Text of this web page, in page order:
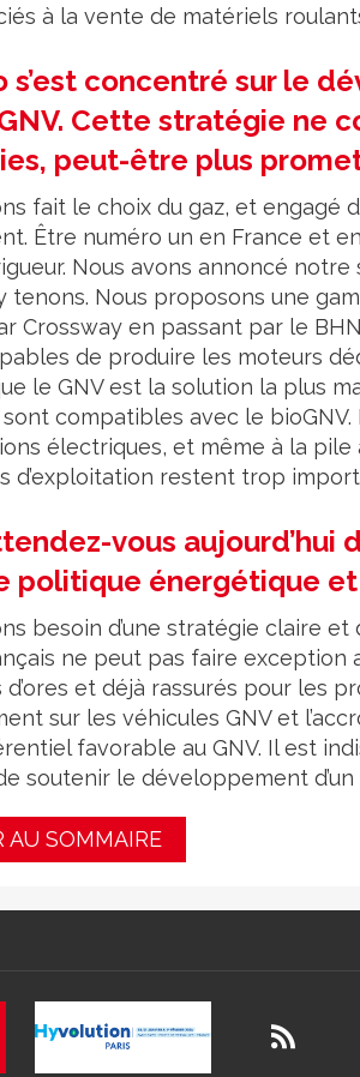
à la vente de matériels
s’est concentré sur le
Cette stratégie ne
peut-être plus
fait le choix du gaz, et engagé
Être numéro un en France et
Nous avons annoncé
tenons. Nous proposons une
Crossway en passant par le
de produire les moteurs
le GNV est la solution la plus
compatibles avec le
électriques, et même à la pile
d’exploitation restent trop
vous
politique énergétique
besoin d’une stratégie claire
ne peut pas faire exception
d’ores et déjà rassurés pour les
sur les véhicules GNV et
favorable au GNV. Il est
soutenir le développement
AU SOMMAIRE